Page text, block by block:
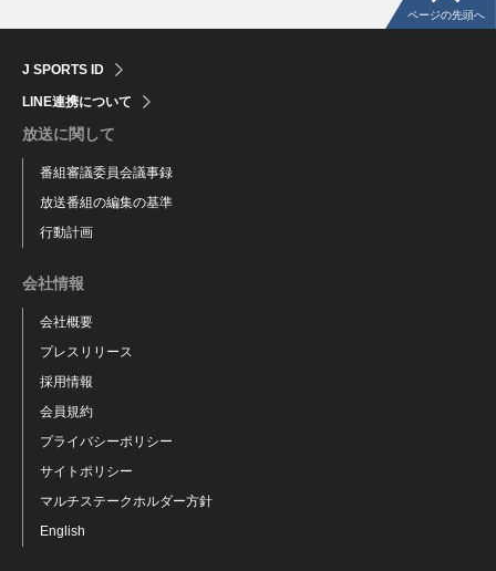
J SPORTS ID
LINE連携について
放送に関して
番組審議委員会議事録
放送番組の編集の基準
行動計画
会社情報
会社概要
プレスリリース
採用情報
会員規約
プライバシーポリシー
サイトポリシー
マルチステークホルダー方針
English
ページの先頭へ